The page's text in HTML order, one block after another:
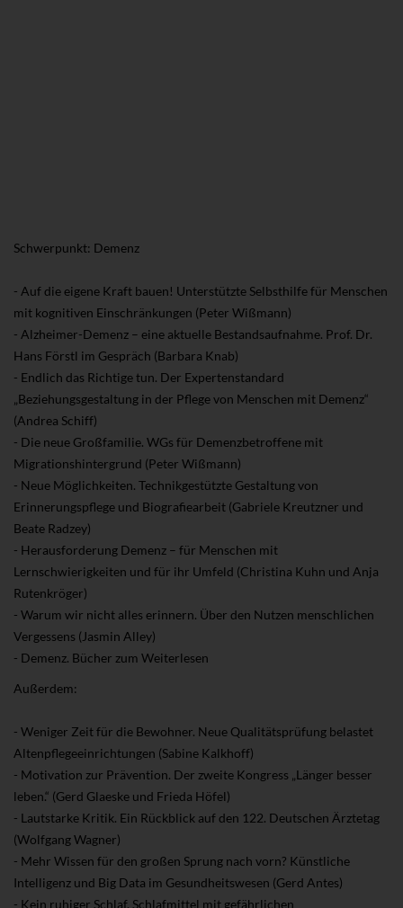
Schwerpunkt: Demenz
- Auf die eigene Kraft bauen! Unterstützte Selbsthilfe für Menschen
mit kognitiven Einschränkungen (Peter Wißmann)
- Alzheimer-Demenz – eine aktuelle Bestandsaufnahme. Prof. Dr.
Hans Förstl im Gespräch (Barbara Knab)
- Endlich das Richtige tun. Der Expertenstandard
„Beziehungsgestaltung in der Pflege von Menschen mit Demenz“
(Andrea Schiff)
- Die neue Großfamilie. WGs für Demenzbetroffene mit
Migrationshintergrund (Peter Wißmann)
- Neue Möglichkeiten. Technikgestützte Gestaltung von
Erinnerungspflege und Biografiearbeit (Gabriele Kreutzner und
Beate Radzey)
- Herausforderung Demenz – für Menschen mit
Lernschwierigkeiten und für ihr Umfeld (Christina Kuhn und Anja
Rutenkröger)
- Warum wir nicht alles erinnern. Über den Nutzen menschlichen
Vergessens (Jasmin Alley)
- Demenz. Bücher zum Weiterlesen
Außerdem:
- Weniger Zeit für die Bewohner. Neue Qualitätsprüfung belastet
Altenpflegeeinrichtungen (Sabine Kalkhoff)
- Motivation zur Prävention. Der zweite Kongress „Länger besser
leben.“ (Gerd Glaeske und Frieda Höfel)
- Lautstarke Kritik. Ein Rückblick auf den 122. Deutschen Ärztetag
(Wolfgang Wagner)
- Mehr Wissen für den großen Sprung nach vorn? Künstliche
Intelligenz und Big Data im Gesundheitswesen (Gerd Antes)
- Kein ruhiger Schlaf. Schlafmittel mit gefährlichen